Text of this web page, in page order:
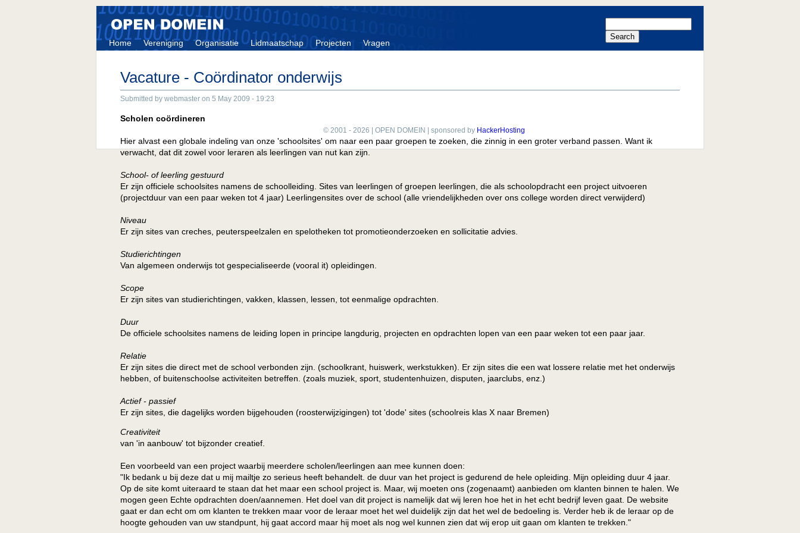
Home Vereniging Organisatie Lidmaatschap Projecten Vragen
Vacature - Coördinator onderwijs
Submitted by webmaster on 5 May 2009 - 19:23
Scholen coördineren
Hier alvast een globale indeling van onze 'schoolsites' om naar een paar groepen te zoeken, die zinnig in een groter verband passen. Want ik
verwacht, dat dit zowel voor leraren als leerlingen van nut kan zijn.
School- of leerling gestuurd
Er zijn officiele schoolsites namens de schoolleiding. Sites van leerlingen of groepen leerlingen, die als schoolopdracht een project uitvoeren
(projectduur van een paar weken tot 4 jaar) Leerlingensites over de school (alle vriendelijkheden over ons college worden direct verwijderd)
Niveau
Er zijn sites van creches, peuterspeelzalen en spelotheken tot promotieonderzoeken en sollicitatie advies.
Studierichtingen
Van algemeen onderwijs tot gespecialiseerde (vooral it) opleidingen.
Scope
Er zijn sites van studierichtingen, vakken, klassen, lessen, tot eenmalige opdrachten.
Duur
De officiele schoolsites namens de leiding lopen in principe langdurig, projecten en opdrachten lopen van een paar weken tot een paar jaar.
Relatie
Er zijn sites die direct met de school verbonden zijn. (schoolkrant, huiswerk, werkstukken). Er zijn sites die een wat lossere relatie met het onderwijs
hebben, of buitenschoolse activiteiten betreffen. (zoals muziek, sport, studentenhuizen, disputen, jaarclubs, enz.)
Actief - passief
Er zijn sites, die dagelijks worden bijgehouden (roosterwijzigingen) tot 'dode' sites (schoolreis klas X naar Bremen)
Creativiteit
van 'in aanbouw' tot bijzonder creatief.
Een voorbeeld van een project waarbij meerdere scholen/leerlingen aan mee kunnen doen:
"Ik bedank u bij deze dat u mij mailtje zo serieus heeft behandelt. de duur van het project is gedurend de hele opleiding. Mijn opleiding duur 4 jaar.
Op de site komt uiteraard te staan dat het maar een school project is. Maar, wij moeten ons (zogenaamt) aanbieden om klanten binnen te halen. We
mogen geen Echte opdrachten doen/aannemen. Het doel van dit project is namelijk dat wij leren hoe het in het echt bedrijf leven gaat. De website
gaat er dan echt om om klanten te trekken maar voor de leraar moet het wel duidelijk zijn dat het wel de bedoeling is. Verder heb ik de leraar op de
hoogte gehouden van uw standpunt, hij gaat accord maar hij moet als nog wel kunnen zien dat wij erop uit gaan om klanten te trekken."
© 2001 - 2026 | OPEN DOMEIN | sponsored by HackerHosting